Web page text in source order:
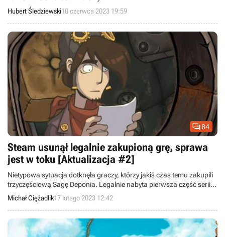
Hubert Śledziewski10 czerwca 2023 19:59
84
Steam usunął legalnie zakupioną grę, sprawa
jest w toku [Aktualizacja #2]
Nietypowa sytuacja dotknęła graczy, którzy jakiś czas temu zakupili
trzyczęściową Sagę Deponia. Legalnie nabyta pierwsza część serii
zniknęła z ich kont Steam bez wyraźnego powodu. Deweloperzy
przyglądają się sprawie.
Michał Ciężadlik17 lutego 2023 12:42